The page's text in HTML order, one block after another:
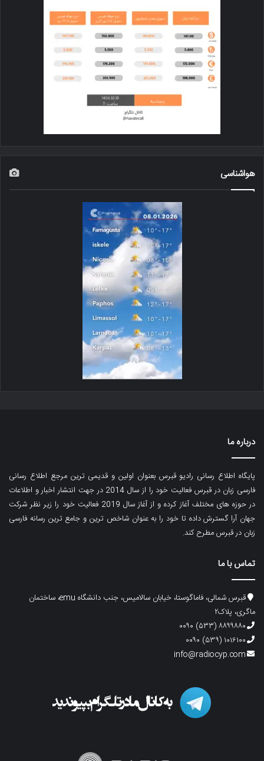
هواشناسی
درباره ما
پایگاه اطلاع رسانی رادیو قبرس بعنوان اولین و قدیمی ترین مرجع اطلاع رسانی
فارسی زبان در قبرس فعالیت خود را از سال 2014 در جهت انتشار اخبار و اطلاعات
در حوزه های مختلف آغاز کرده و از آغاز سال 2019 فعالیت خود را زیر نظر شرکت
جهان آرا گسترش داده تا خود را به عنوان شاخص ترین و جامع ترین رسانه فارسی
زبان در قبرس مطرح کند.
تماس با ما
قبرس شمالی، فاماگوستا، خیابان سالامیس، جنب دانشگاه emu، ساختمان
ماگری، پلاک۲
۸۸۹۹۸۸۰ (۵۳۳) ۰۰۹۰
۱۰۱۶۱۰۰ (۵۳۹) ۰۰۹۰
info@radiocyp.com